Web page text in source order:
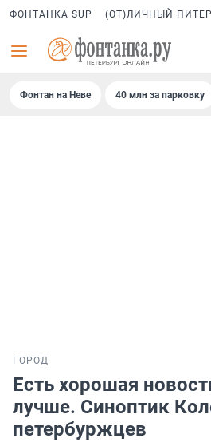
ФОНТАНКА SUP (ОТ)ЛИЧНЫЙ ПИТЕР
Фонтан на Неве 40 млн за парковку
ГОРОД
Есть хорошая
лучше. Синоптик
петербуржцев